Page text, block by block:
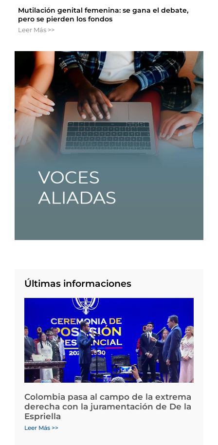
Mutilación genital femenina: se gana el debate,
pero se pierden los fondos
Leer Más >>
Últimas informaciones
Colombia pasa al campo de la extrema
derecha con la juramentación de De la
Espriella
Leer Más >>